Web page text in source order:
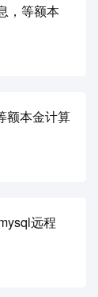
，等额本
额本金计算
远程